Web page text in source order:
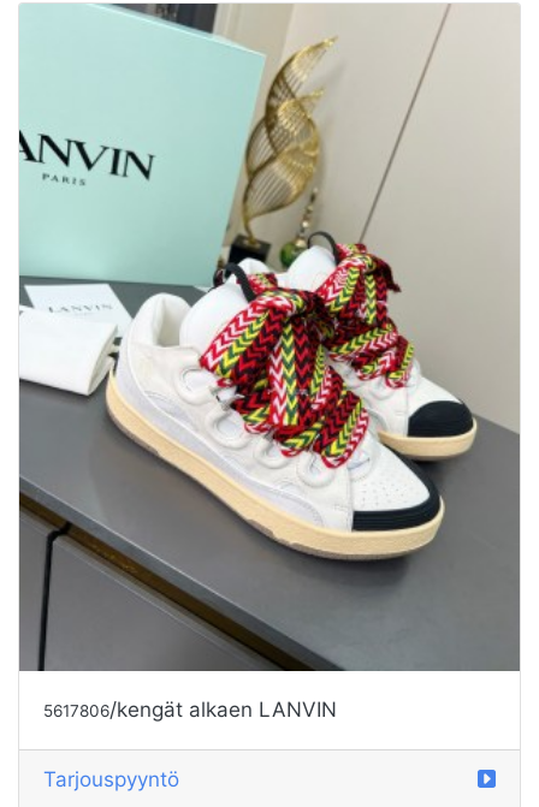
5617806/kengät alkaen LANVIN
Tarjouspyyntö